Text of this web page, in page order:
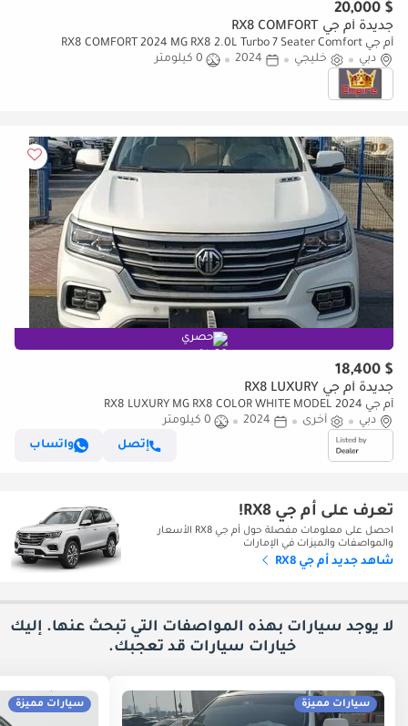
$ 20,000
جديدة أم جي RX8 COMFORT
أم جي RX8 COMFORT 2024 MG RX8 2.0L Turbo 7 Seater Comfort
دبي
خليجي 2024 0 كيلومتر
حصري
$ 18,400
جديدة أم جي RX8 LUXURY
أم جي RX8 LUXURY MG RX8 COLOR WHITE MODEL 2024
دبي
أخرى 2024
0 كيلومتر
إتصل
واتساب
تعرف على أم جي RX8!
احصل على معلومات مفصلة حول أم جي RX8 الأسعار
والمواصفات والميزات في الإمارات
شاهد جديد أم جي RX8
لا يوجد سيارات بهذه المواصفات التي تبحث عنها. إليك
خيارات سيارات قد تعجبك.
سيارات مميزة سيارات مميزة